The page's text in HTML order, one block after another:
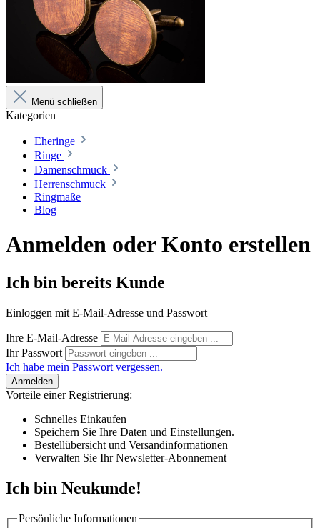
Menü schließen
Kategorien
Eheringe
Ringe
Damenschmuck
Herrenschmuck
Ringmaße
Blog
Anmelden oder Konto erstellen
Ich bin bereits Kunde
Einloggen mit E-Mail-Adresse und Passwort
Ihre E-Mail-Adresse
Ihr Passwort
Ich habe mein Passwort vergessen.
Anmelden
Vorteile einer Registrierung:
Schnelles Einkaufen
Speichern Sie Ihre Daten und Einstellungen.
Bestellübersicht und Versandinformationen
Verwalten Sie Ihr Newsletter-Abonnement
Ich bin Neukunde!
Persönliche Informationen